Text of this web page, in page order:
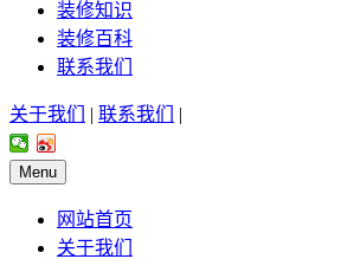
装修知识
装修百科
联系我们
关于我们 | 联系我们 |
Menu
网站首页
关于我们